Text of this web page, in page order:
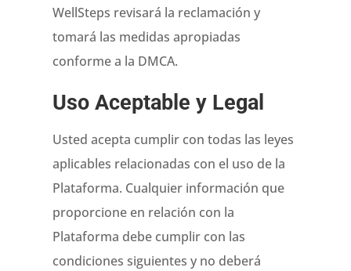
WellSteps revisará la reclamación y
tomará las medidas apropiadas
conforme a la DMCA.
Uso Aceptable y Legal
Usted acepta cumplir con todas las leyes
aplicables relacionadas con el uso de la
Plataforma. Cualquier información que
proporcione en relación con la
Plataforma debe cumplir con las
condiciones siguientes y no deberá